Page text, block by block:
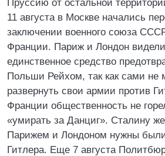
Пруссию от остальной
11 августа в Москве начались
заключении военного союза
Франции. Париж и Лондон
единственное средство
Польши Рейхом, так как сами не
развернуть свои армии против
Франции общественность не
«умирать за Данциг». Сталину
Парижем и Лондоном нужны
Гитлера. Еще 7 августа